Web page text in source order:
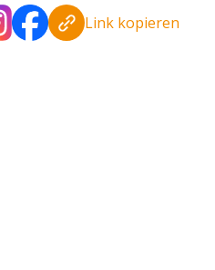
Link kopieren